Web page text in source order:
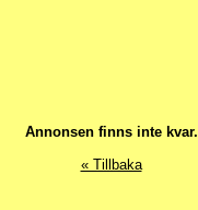
Annonsen finns inte kvar.
« Tillbaka